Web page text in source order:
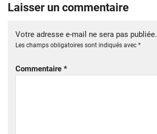
Laisser un commentaire
Votre adresse e-mail ne sera pas publiée.
Les champs obligatoires sont indiqués avec *
Commentaire *